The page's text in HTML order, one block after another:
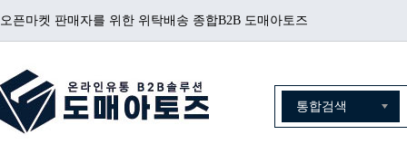
오픈마켓 판매자를 위한 위탁배송 종합B2B 도매아토즈